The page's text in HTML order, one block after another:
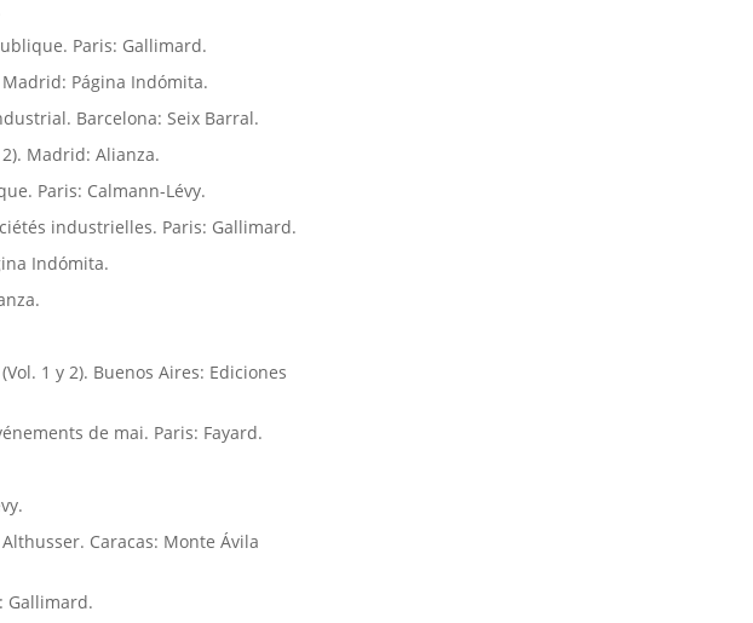
Paris: Gallimard.
Página Indómita.
Barcelona: Seix Barral.
Madrid: Alianza.
Paris: Calmann-Lévy.
industrielles. Paris: Gallimard.
Indómita.
1 y 2). Buenos Aires: Ediciones
de mai. Paris: Fayard.
Caracas: Monte Ávila
Gallimard.